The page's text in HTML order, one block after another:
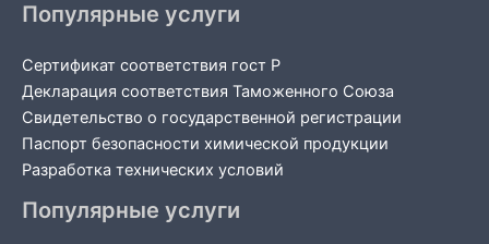
Популярные услуги
Сертификат соответствия гост Р
Декларация соответствия Таможенного Союза
Свидетельство о государственной регистрации
Паспорт безопасности химической продукции
Разработка технических условий
Популярные услуги